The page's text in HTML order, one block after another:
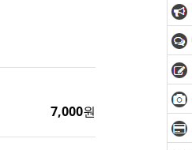
7,000원